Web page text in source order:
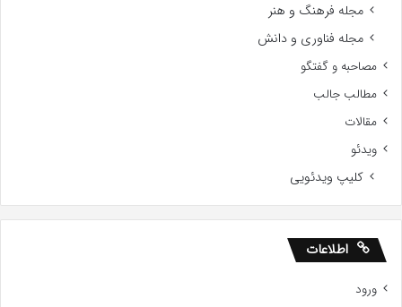
مجله فرهنگ و هنر
مجله فناوری و دانش
مصاحبه و گفتگو
مطالب جالب
مقالات
ویدئو
کلیپ ویدئویی
اطلاعات
ورود